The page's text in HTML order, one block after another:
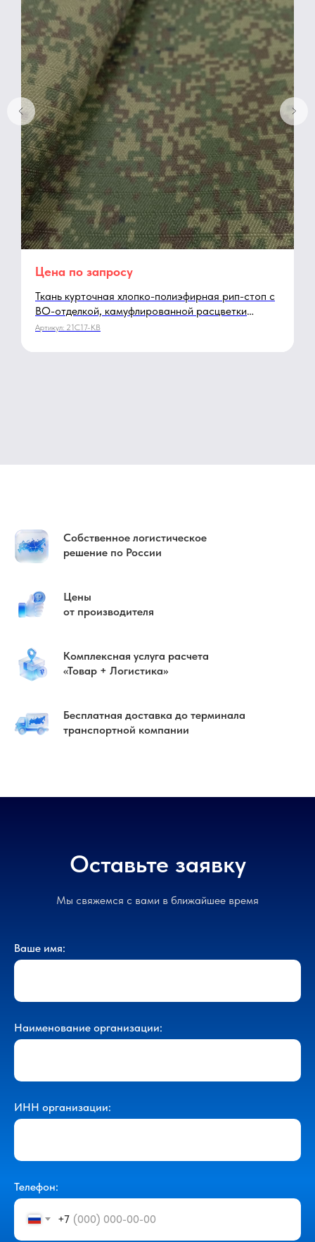
Ткань курточная хлопко-полиэфирная рип-стоп с
ВО-отделкой, камуфлированной расцветки
4586/1
Артикул: 21С17-КВ
Цена по запросу
Собственное логистическое
решение по России
Цены
от производителя
Комплексная услуга расчета
«Товар + Логистика»
Бесплатная доставка до терминала
транспортной компании
Оставьте заявку
Мы свяжемся с вами в ближайшее время
Ваше имя:
Наименование организации:
ИНН организации:
Телефон:
+7